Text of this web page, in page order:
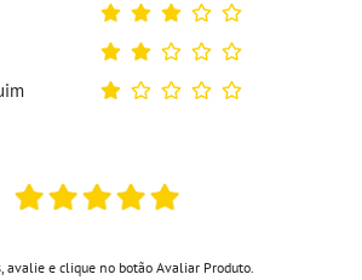
avalie e clique no botão Avaliar Produto.